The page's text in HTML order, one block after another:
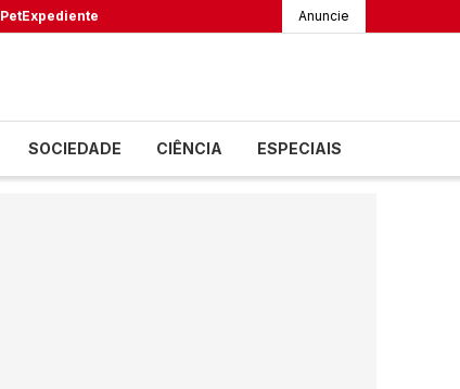
PetExpediente Anuncie
SOCIEDADE CIÊNCIA ESPECIAIS